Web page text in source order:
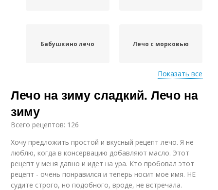
Бабушкино лечо Лечо с морковью
Вкусное лечо Лечо с рисом
Лечо из перца Лечо без помидор
Показать все
Лечо на зиму сладкий. Лечо на
зиму
Всего рецептов: 126
Хочу предложить простой и вкусный рецепт лечо. Я не
люблю, когда в консервацию добавляют масло. Этот
рецепт у меня давно и идет на ура. Кто пробовал этот
рецепт - очень понравился и теперь носит мое имя. НЕ
судите строго, но подобного, вроде, не встречала.